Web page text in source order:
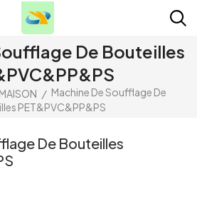
De Bouteilles
MAISON / Machine De Soufflage De
PET&PVC&PP&PS
De Bouteilles